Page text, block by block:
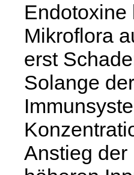
Endotoxine
Mikroflora
erst
Solange
Anstieg der